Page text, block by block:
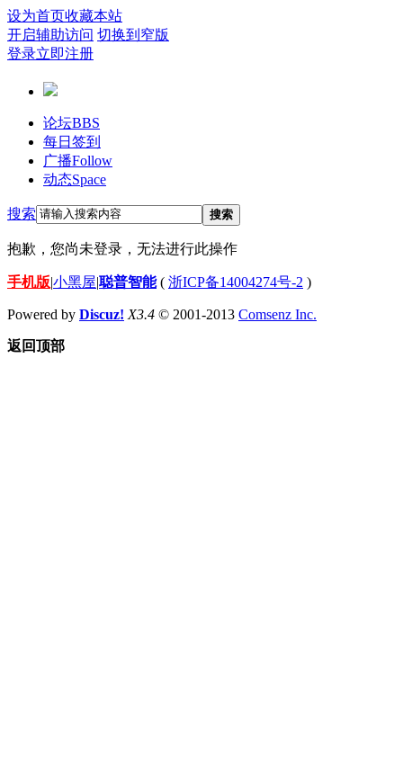
设为首页收藏本站
开启辅助访问 切换到窄版
登录立即注册
论坛BBS
每日签到
广播Follow
动态Space
搜索 搜索
抱歉，您尚未登录，无法进行此操作
手机版|小黑屋|聪普智能( 浙ICP备14004274号-2 )
Powered by Discuz! X3.4 © 2001-2013 Comsenz Inc.
返回顶部